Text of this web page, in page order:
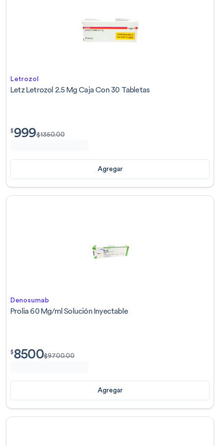
Letrozol
Letz Letrozol 2.5 Mg Caja Con 30 Tabletas
$999.00
$999$1350.00
Agregar
Denosumab
Prolia 60 Mg/ml Solución Inyectable
$8500.00
$8500$9700.00
Agregar